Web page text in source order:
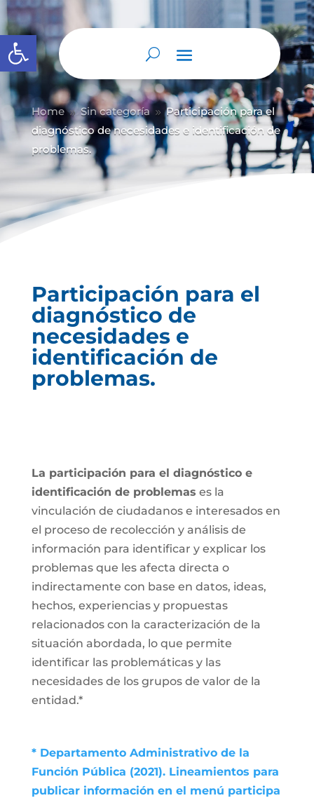
Abrir barra de herramientas
Home 9 Sin categoría 9 Participación para el
diagnóstico de necesidades e identificación de
problemas.
Participación para el
diagnóstico de
necesidades e
identificación de
problemas.
La participación para el diagnóstico e
identificación de problemas es la
vinculación de ciudadanos e interesados en
el proceso de recolección y análisis de
información para identificar y explicar los
problemas que les afecta directa o
indirectamente con base en datos, ideas,
hechos, experiencias y propuestas
relacionados con la caracterización de la
situación abordada, lo que permite
identificar las problemáticas y las
necesidades de los grupos de valor de la
entidad.*
* Departamento Administrativo de la
Función Pública (2021). Lineamientos para
publicar información en el menú participa